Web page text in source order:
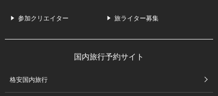
参加クリエイター 旅ライター募集
国内旅行予約サイト
格安国内旅行